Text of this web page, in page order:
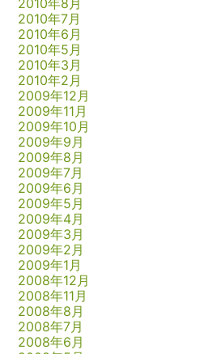
2010年7月
2010年6月
2010年5月
2010年3月
2010年2月
2009年12月
2009年11月
2009年10月
2009年9月
2009年8月
2009年7月
2009年6月
2009年5月
2009年4月
2009年3月
2009年2月
2009年1月
2008年12月
2008年11月
2008年8月
2008年7月
2008年6月